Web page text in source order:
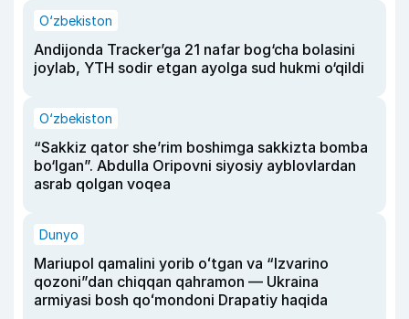
O‘zbekiston
Andijonda Tracker’ga 21 nafar bog‘cha bolasini
joylab, YTH sodir etgan ayolga sud hukmi o‘qildi
O‘zbekiston
“Sakkiz qator she’rim boshimga sakkizta bomba
bo‘lgan”. Abdulla Oripovni siyosiy ayblovlardan
asrab qolgan voqea
Dunyo
Mariupol qamalini yorib oʻtgan va “Izvarino
qozoni”dan chiqqan qahramon — Ukraina
armiyasi bosh qoʻmondoni Drapatiy haqida